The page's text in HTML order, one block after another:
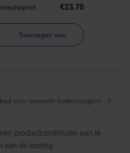
€23.70
Toevoegen aan
voor manuele bodemzuigers - 9
productcombinatie aan te
van de korting